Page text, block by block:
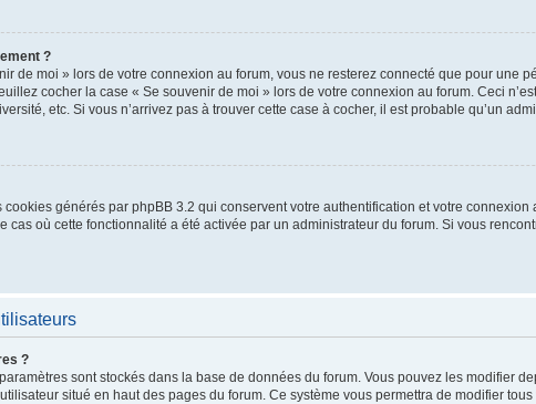
?
de moi » lors de votre connexion au forum, vous ne resterez connecté que pour une
cocher la case « Se souvenir de moi » lors de votre connexion au forum. Ceci
etc. Si vous n’arrivez pas à trouver cette case à cocher, il est probable qu’un
cookies générés par phpBB 3.2 qui conservent votre authentification et votre
cas où cette fonctionnalité a été activée par un administrateur du forum. Si vous
?
sont stockés dans la base de données du forum. Vous pouvez les modifier
situé en haut des pages du forum. Ce système vous permettra de modifier